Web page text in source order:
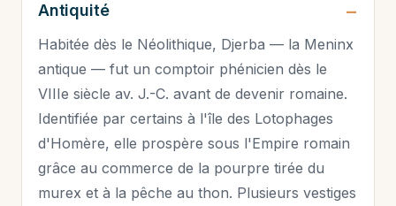
Antiquité
Habitée dès le Néolithique, Djerba — la Meninx
antique — fut un comptoir phénicien dès le
VIIIe siècle av. J.-C. avant de devenir romaine.
Identifiée par certains à l'île des Lotophages
d'Homère, elle prospère sous l'Empire romain
grâce au commerce de la pourpre tirée du
murex et à la pêche au thon. Plusieurs vestiges